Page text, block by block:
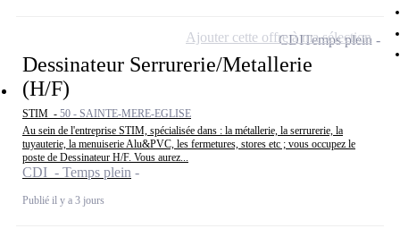
Dessinateur Serrurerie/Metallerie
(H/F)
STIM - 50 - SAINTE-MERE-EGLISE
Au sein de l'entreprise STIM, spécialisée dans : la métallerie, la serrurerie, la
tuyauterie, la menuiserie Alu&PVC, les fermetures, stores etc ; vous occupez le
poste de Dessinateur H/F. Vous aurez...
CDI - Temps plein
Publié il y a 3 jours
CDITemps plein
Ajouter cette offre à ma sélection